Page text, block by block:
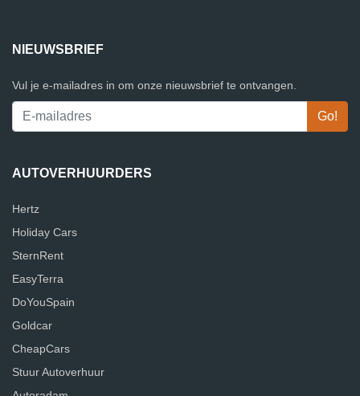
NIEUWSBRIEF
Vul je e-mailadres in om onze nieuwsbrief te ontvangen.
AUTOVERHUURDERS
Hertz
Holiday Cars
SternRent
EasyTerra
DoYouSpain
Goldcar
CheapCars
Stuur Autoverhuur